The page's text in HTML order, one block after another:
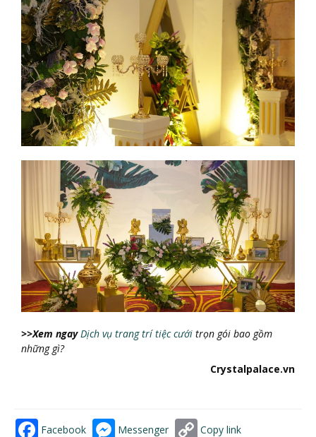
>>Xem ngay Dịch vụ trang trí tiệc cưới trọn gói bao gồm
những gì?
Crystalpalace.vn
Facebook Messenger Copy link